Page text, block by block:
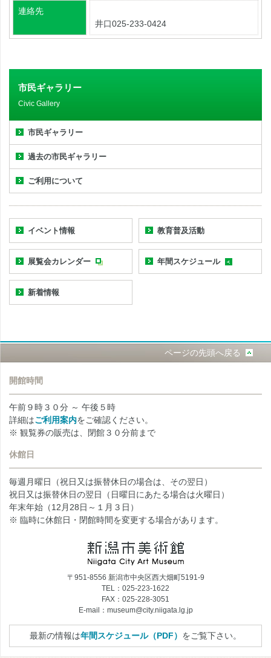
連絡先
井口025-233-0424
市民ギャラリー
Civic Gallery
市民ギャラリー
過去の市民ギャラリー
ご利用について
イベント情報 教育普及活動
展覧会カレンダー 年間スケジュール
新着情報
ページの先頭へ戻る
開館時間
午前９時３０分 ～ 午後５時
詳細はご利用案内をご確認ください。
※ 観覧券の販売は、閉館３０分前まで
休館日
毎週月曜日（祝日又は振替休日の場合は、その翌日）
祝日又は振替休日の翌日（日曜日にあたる場合は火曜日）
年末年始（12月28日～１月３日）
※ 臨時に休館日・閉館時間を変更する場合があります。
〒951-8556 新潟市中央区西大畑町5191-9
TEL：025-223-1622
FAX：025-228-3051
E-mail：museum@city.niigata.lg.jp
最新の情報は年間スケジュール（PDF） をご覧下さい。